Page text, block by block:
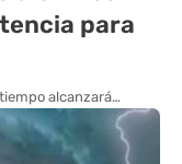
para
alcanzará…